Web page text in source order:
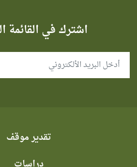
اشترك في القائمة
تقدير موقف